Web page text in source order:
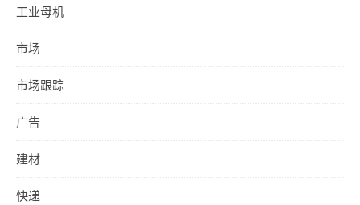
工业母机
市场
市场跟踪
广告
建材
快递